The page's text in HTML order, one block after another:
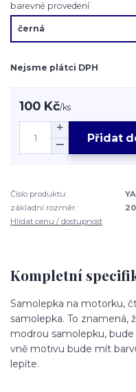
barevné provedení
Nejsme plátci DPH
100 Kč/ks
Přidat
Číslo produktu:
základní rozměr:
Hlídat cenu / dostupnost
Kompletní
Samolepka na motorku,
samolepka. To znamená,
modrou samolepku,
vně motivu bude mít
lepíte.